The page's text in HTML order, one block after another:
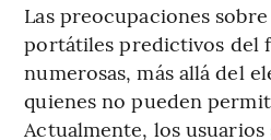
Las preocupaciones
portátiles predictivos del
numerosas, más allá del
quienes no pueden
Actualmente, los usuarios